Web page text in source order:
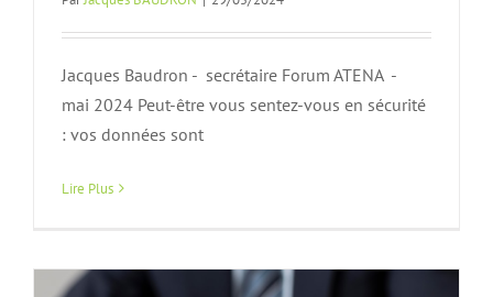
Jacques Baudron - secrétaire Forum ATENA -
mai 2024 Peut-être vous sentez-vous en sécurité
: vos données sont
Lire Plus
Monnaies Numériques de Banque
Centrale – 17 mai à 18h à l’IESF